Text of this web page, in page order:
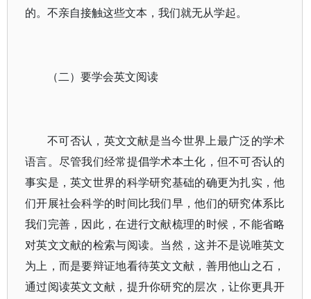
的。不亲自接触这些文本，我们就无从学起。
（二）要学会英文阅读
不可否认，英文文献是当今世界上最广泛的学术
语言。尽管我们经常提倡学术本土化，但不可否认的
事实是，英文世界的科学研究基础的确更为扎实，他
们开展社会科学的时间比我们早，他们的研究体系比
我们完善，因此，在进行文献梳理的时候，不能省略
对英文文献的检索与阅读。当然，这并不是说唯英文
为上，而是要辩证地看待英文文献，善用他山之石，
通过阅读英文文献，提升你研究的层次，让你更具开